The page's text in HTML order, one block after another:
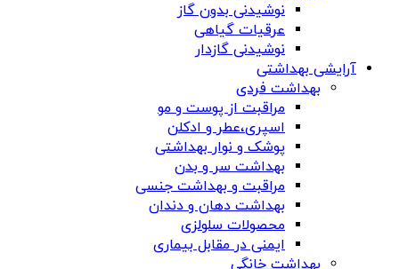
نوشیدنی بدون گاز
عرقیات گیاهی
نوشیدنی گازدار
آرایشی بهداشتی
بهداشت فردی
مراقبت از پوست و مو
اسپری،عطر و ادکلن
پوشک و نوار بهداشتی
بهداشت سر و بدن
مراقبت و بهداشت جنسی
بهداشت دهان و دندان
محصولات سلولزی
ایمنی در مقابل بیماری
بهداشت خانگی